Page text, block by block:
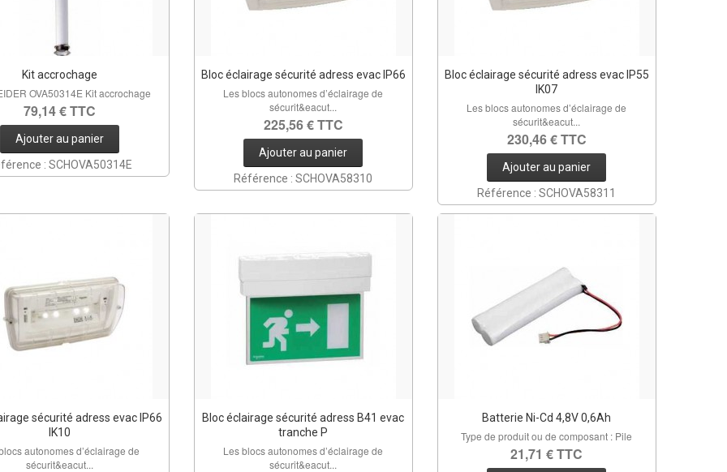
Kit accrochage
OVA50314E Kit accrochage
79,14 € TTC
Ajouter au panier
: SCHOVA50314E
Bloc éclairage sécurité adress evac IP66
Les blocs autonomes d’éclairage de
sécurit&eacut...
225,56 € TTC
Ajouter au panier
Référence : SCHOVA58310
Bloc éclairage sécurité adress evac IP55
IK07
Les blocs autonomes d’éclairage de
sécurit&eacut...
230,46 € TTC
Ajouter au panier
Référence : SCHOVA58311
sécurité adress evac IP66
IK10
autonomes d’éclairage de
sécurit&eacut...
Bloc éclairage sécurité adress B41 evac
tranche P
Les blocs autonomes d’éclairage de
sécurit&eacut...
Batterie Ni-Cd 4,8V 0,6Ah
Type de produit ou de composant : Pile
21,71 € TTC